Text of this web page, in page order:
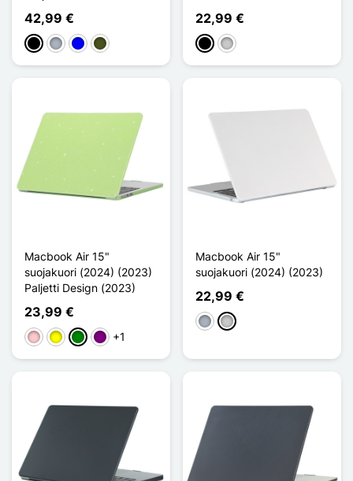
42,99 €
MustaHarmaaSininenVert Armée
22,99 €
MustaTransparent
Macbook Air 15"
suojakuori (2024) (2023)
Paljetti Design (2023)
23,99 €
PinkkiKeltainen
VihreäViolet
+1
Macbook Air 15"
suojakuori (2024) (2023)
22,99 €
HarmaaTransparent